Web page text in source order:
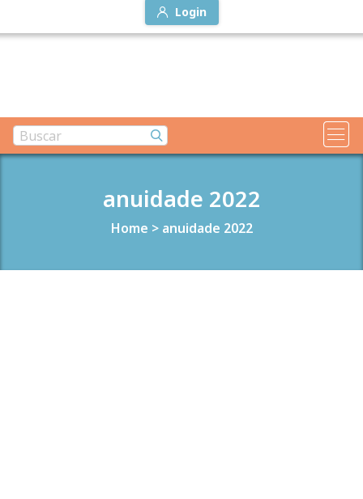
Login
anuidade 2022
Home > anuidade 2022